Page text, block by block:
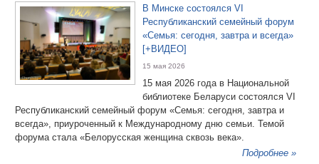
В Минске состоялся VI
Республиканский семейный форум
«Семья: сегодня, завтра и всегда»
[+ВИДЕО]
15 мая 2026
15 мая 2026 года в Национальной
библиотеке Беларуси состоялся VI
Республиканский семейный форум «Семья: сегодня, завтра и
всегда», приуроченный к Международному дню семьи. Темой
форума стала «Белорусская женщина сквозь века».
Подробнее »